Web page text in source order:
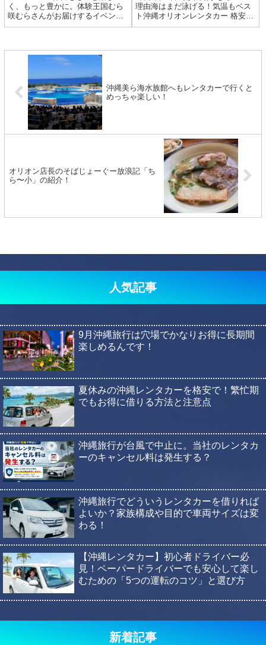
く、もっと豊かに。体験王国むら
咲むらさんがお届けするイベント
として竹と光が織りなす幻想的な
年5月1日（金曜）～7月7日（日）
までの間です。竹の灯...
理由海はまだ泳げる！気温もベス
ト沖縄オリオンレンタカー 格安
激安 地域最安値店9月の沖縄は平
沖縄美ら海水族館へもレンタカーで行くと
めっちゃ楽しい！
オリオン店長のそばじょーぐー放浪記「ち
ら〜小」の紹介！
人気記事
9月沖縄旅行は穴場でかなりお得に長期間
楽しめるんです！
夏休みの沖縄レンタカーを格安で！繁忙期
でもお得に借りる方法と注意点
沖縄旅行が台風で中止に。当社のレンタカ
ーのキャンセル料は発生する？
沖縄旅行でどういうレンタカーを借りれば
よいか？家族構成や目的で車両サイズは変
わる！
【沖縄レンタカー】初心者ドライバー必
見！ペーパードライバーでも安心して楽し
むための「5つの運転のコツ」と選び方
新着記事